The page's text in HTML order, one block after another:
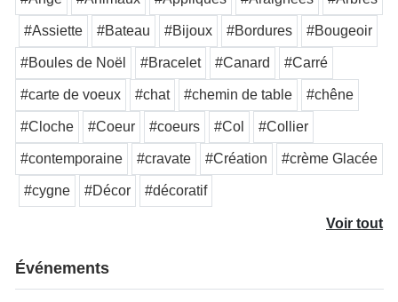
#Assiette #Bateau #Bijoux #Bordures #Bougeoir
#Boules de Noël #Bracelet #Canard #Carré
#carte de voeux #chat #chemin de table #chêne
#Cloche #Coeur #coeurs #Col #Collier
#contemporaine #cravate #Création #crème Glacée
#cygne #Décor #décoratif
Voir tout
Événements